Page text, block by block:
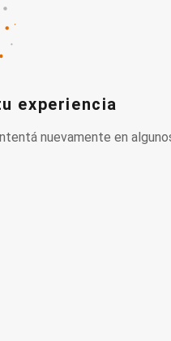
experiencia
nuevamente en